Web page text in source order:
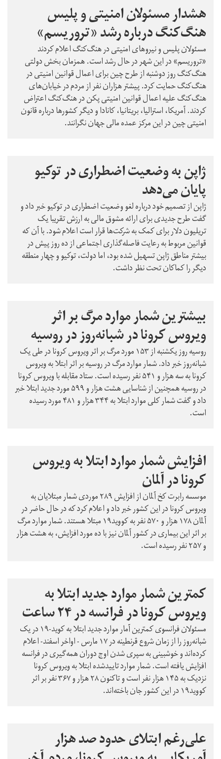
هشدار مسئولان امنیتی و پلیس
هنگ‌کنگ درباره رشد «تروریسم»
مسئولان پلیس و نیروهای امنیتی در هنگ‌کنگ اعلام کردند
«تروریسم» در این شهر در حال رشد است. همزمان بخش دولتی
هنگ‌کنگ روز دوشنبه از طرح چین برای اعمال قوانین امنیتی در
هنگ‌کنگ حمایت کرد. پیشتر هزاران نفر از مردم در خیابان‌های
هنگ‌کنگ علیه اعمال قوانین امنیتی پکن در هنگ‌کنگ اعتراض
کردند. آمریکا، استرالیا، بریتانیا، کانادا و دیگر کشورها درباره قانون
امنیتی چین در این مرکز عمده مالی جهان نگرانند.
ژاپن به وضعیت اضطراری در توکیو
پایان می‌دهد
ژاپن از تصمیم خود درباره لغو وضعیت اضطراری در توکیو خبر داد و
گفت طرح جدیدی برای ارائه مشوق مالی به ارزش تقریبا یک
تریلیون دلار برای کمک به شرکت‌ها قرار است اعلام شود. با آن که
قوانین مربوط به رعایت فاصله‌گذاری اجتماعی از ده روز پیش در
بیشتر مناطق ژاپن تسهیل شده بود، اما دولت، توکیو و چهار منطقه
دیگر را کماکان تحت نظر داشت.
بیشترین شمار موارد مرگ بر اثر
ویروس کرونا در شبانه‌روز در روسیه
روسیه روز یکشنبه از ۱۵۳ مورد مرگ بر اثر ویروس کرونا در طی یک
شبانه‌روز خبر داد. شمار موارد مرگ در روسیه بر اثر ابتلا به ویروس
کرونا به سه هزار و ۵۴۱ نفر رسیده است. ستاد مقابله با ویروس کرونا
در روسیه همچنین از شناسایی هشت هزار و ۵۹۹ مورد جدید ابتلا خبر
داد و گفت شمار کلی موارد ابتلا به ۳۴۴ هزار و ۴۸۱ مورد رسیده
است.
افزایش شمار موارد ابتلا به ویروس
کرونا در آلمان
موسسه رابرت کخ آلمان از افزایش ۲۸۹ موردی شمار مبتلایان به
ویروس کرونا در این کشور خبر داد و اعلام کرد که در حال حاضر در
آلمان ۱۷۸ هزار و ۵۷۰ نفر به کووید۱۹ مبتلا هستند. شمار موارد مرگ
بر اثر این بیماری در کشور آلمان نیز با ده مورد افزایش، به هشت هزار
و ۲۵۷ نفر رسیده است.
کمترین شمار موارد جدید ابتلا به
ویروس کرونا در فرانسه در ۲۴ ساعت
مسئولان فرانسوی کمترین آمار موارد جدید ابتلا به کوید-۱۹ در یک
شبانه‌روز را از زمان شروع قرنطینه در ۱۷ مارس - اواخر اسفند- اعلام
کرده‌اند و خوشبینی به سپری شدن اوج دوران همه‌گیری در فرانسه
افزایش یافته است. شمار موارد تاییدشده ابتلا به ویروس کرونا
نزدیک به ۱۴۵ هزار نفر است و تاکنون ۲۸ هزار و ۳۶۷ نفر بر اثر
کووید۱۹ در این کشور جان باخته‌اند.
علی‌رغم ابتلای حدود صد هزار